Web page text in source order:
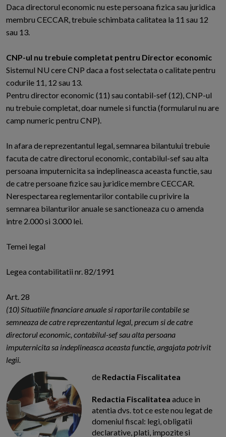
Daca directorul economic nu este persoana fizica sau juridica
membru CECCAR, trebuie schimbata calitatea la 11 sau 12
sau 13.
CNP-ul nu trebuie completat pentru Director economic
Sistemul NU cere CNP daca a fost selectata o calitate pentru
codurile 11, 12 sau 13.
Pentru director economic (11) sau contabil-sef (12), CNP-ul
nu trebuie completat, doar numele si functia (formularul nu are
camp numeric pentru CNP).
In afara de reprezentantul legal, semnarea bilantului trebuie
facuta de catre directorul economic, contabilul-sef sau alta
persoana imputernicita sa indeplineasca aceasta functie, sau
de catre persoane fizice sau juridice membre CECCAR.
Nerespectarea reglementarilor contabile cu privire la
semnarea bilanturilor anuale se sanctioneaza cu o amenda
intre 2.000 si 3.000 lei.
Temei legal
Legea contabilitatii nr. 82/1991
Art. 28
(10) Situatiile financiare anuale si raportarile contabile se
semneaza de catre reprezentantul legal, precum side catre
directorul economic, contabilul-sef sau alta persoana
imputernicita sa indeplineasca aceasta functie, angajata potrivit
legii.
de Redactia Fiscalitatea
Redactia Fiscalitatea aduce in
atentia dvs. tot ce este nou legat de
domeniul fiscal: legi, obligatii
declarative, plati, impozite si